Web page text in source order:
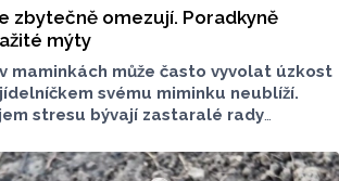
zbytečně omezují. Poradkyně
mýty
maminkách může často vyvolat úzkost
svému miminku neublíží.
stresu bývají zastaralé rady
nebo preventivnímu vyřazování